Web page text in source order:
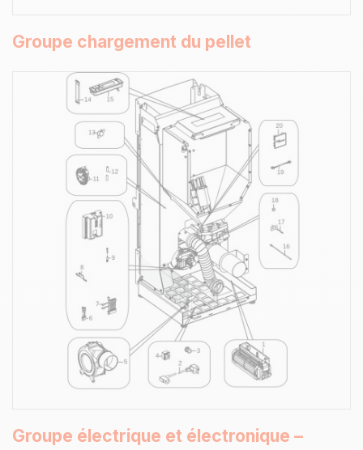
Groupe chargement du pellet
Groupe électrique et électronique –